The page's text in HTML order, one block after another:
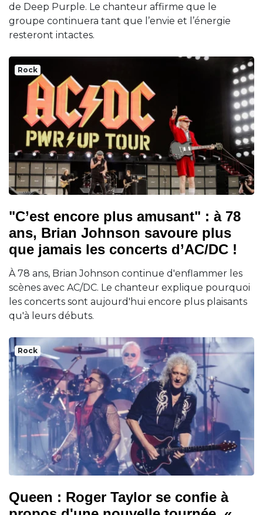
de Deep Purple. Le chanteur affirme que le
groupe continuera tant que l’envie et l’énergie
resteront intactes.
Rock
"C’est encore plus amusant" : à 78
ans, Brian Johnson savoure plus
que jamais les concerts d’AC/DC !
À 78 ans, Brian Johnson continue d'enflammer les
scènes avec AC/DC. Le chanteur explique pourquoi
les concerts sont aujourd'hui encore plus plaisants
qu'à leurs débuts.
Rock
Queen : Roger Taylor se confie à